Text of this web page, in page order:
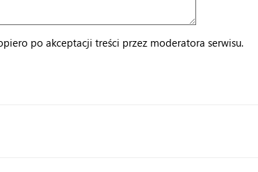
po akceptacji treści przez moderatora serwisu.